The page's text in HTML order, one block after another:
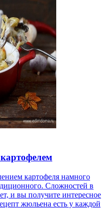
картофеля намного
Сложностей в
и вы получите интересное
жюльена есть у каждой